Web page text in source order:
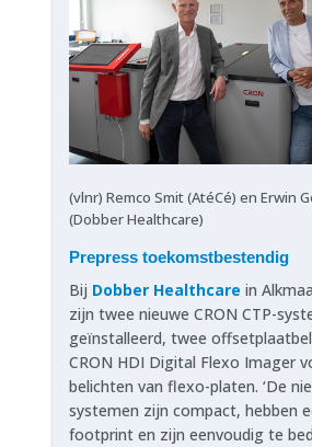
(vlnr) Remco Smit (AtéCé) en Erwin
(Dobber Healthcare)
Prepress toekomstbestendig
Bij Dobber Healthcare in
zijn twee nieuwe CRON CTP-
geïnstalleerd, twee
CRON HDI Digital Flexo Imager
belichten van flexo-platen. ‘De
systemen zijn compact, hebben
footprint en zijn eenvoudig te